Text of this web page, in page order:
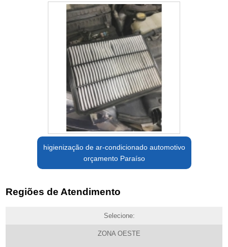
higienização de ar-condicionado automotivo
orçamento Paraíso
Regiões de Atendimento
Selecione:
ZONA OESTE